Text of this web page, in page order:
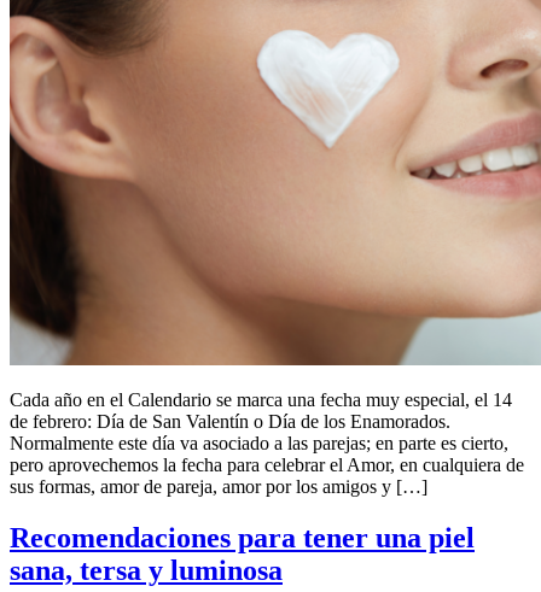
Cada año en el Calendario se marca una fecha muy especial, el 14
de febrero: Día de San Valentín o Día de los Enamorados.
Normalmente este día va asociado a las parejas; en parte es cierto,
pero aprovechemos la fecha para celebrar el Amor, en cualquiera de
sus formas, amor de pareja, amor por los amigos y […]
Recomendaciones para tener una piel
sana, tersa y luminosa